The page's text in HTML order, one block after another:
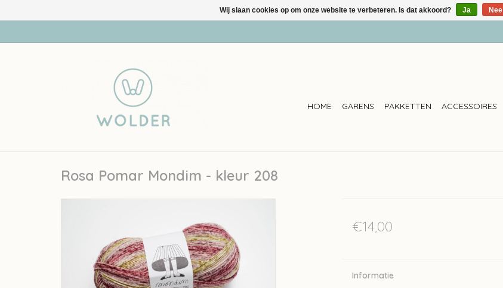
HOME GARENS PAKKETTEN ACCESSOIRES
Rosa Pomar Mondim - kleur 208
€14,00
Informatie
Wij slaan cookies op om onze website te verbeteren. Is dat akkoord? Ja Nee